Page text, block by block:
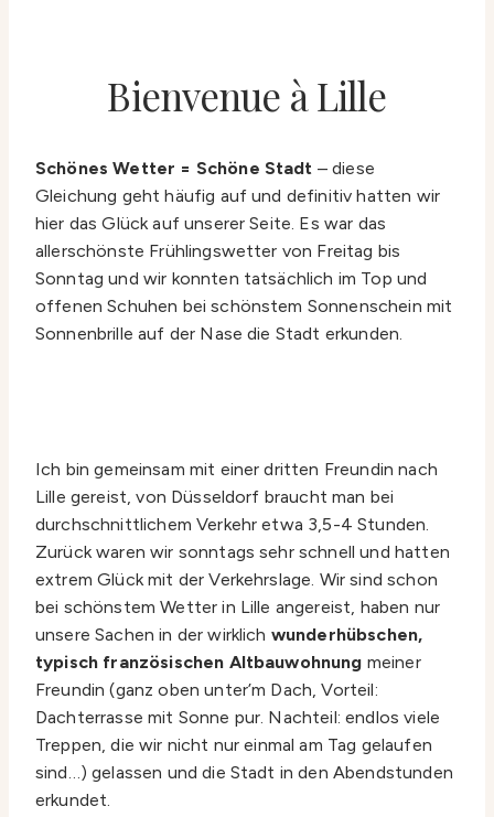
Bienvenue à Lille
Schönes Wetter = Schöne Stadt – diese
Gleichung geht häufig auf und definitiv hatten wir
hier das Glück auf unserer Seite. Es war das
allerschönste Frühlingswetter von Freitag bis
Sonntag und wir konnten tatsächlich im Top und
offenen Schuhen bei schönstem Sonnenschein mit
Sonnenbrille auf der Nase die Stadt erkunden.
Ich bin gemeinsam mit einer dritten Freundin nach
Lille gereist, von Düsseldorf braucht man bei
durchschnittlichem Verkehr etwa 3,5-4 Stunden.
Zurück waren wir sonntags sehr schnell und hatten
extrem Glück mit der Verkehrslage. Wir sind schon
bei schönstem Wetter in Lille angereist, haben nur
unsere Sachen in der wirklich wunderhübschen,
typisch französischen Altbauwohnung meiner
Freundin (ganz oben unter’m Dach, Vorteil:
Dachterrasse mit Sonne pur. Nachteil: endlos viele
Treppen, die wir nicht nur einmal am Tag gelaufen
sind…) gelassen und die Stadt in den Abendstunden
erkundet.